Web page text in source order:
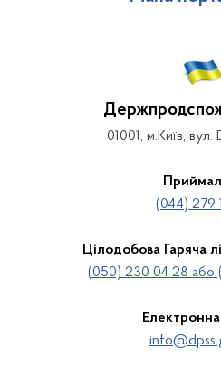
01001, м.Київ, вул.
(044) 279
Цілодобова Гаряча
(050) 230 04 28 або